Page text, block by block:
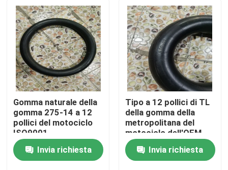
Controllo di qualità
Contattaci
notizie
Tutti i casi
Gomma della metropolitana del motociclo
Gomma naturale della
gomma 275-14 a 12
pollici del motociclo
ISO9001
Invia richiesta
Tipo a 12 pollici di TL
della gomma della
metropolitana del
motociclo dell'OEM
con gomma naturale
Invia richiesta